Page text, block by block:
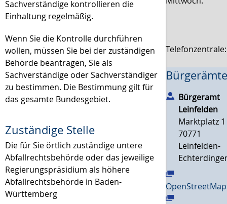
Sachverständige kontrollieren die
Einhaltung regelmäßig.
Wenn Sie die Kontrolle durchführen
wollen, müssen Sie bei der zuständigen
Behörde beantragen, Sie als
Sachverständige oder Sachverständiger
zu bestimmen. Die Bestimmung gilt für
das gesamte Bundesgebiet.
Zuständige Stelle
Die für Sie örtlich zuständige untere
Abfallrechtsbehörde oder das jeweilige
Regierungspräsidium als höhere
Abfallrechtsbehörde in Baden-
Württemberg
Bürgeramt
Leinfelden
Marktplatz 1
70771
Leinfelden-
OpenStreetMap